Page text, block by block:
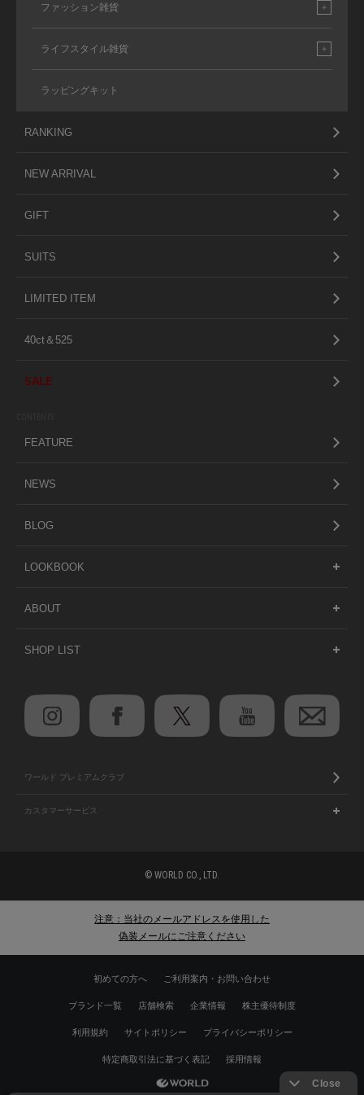
ファッション雑貨
ライフスタイル雑貨
ラッピングキット
RANKING
NEW ARRIVAL
GIFT
SUITS
LIMITED ITEM
40ct＆525
SALE
FEATURE
NEWS
BLOG
LOOKBOOK
ABOUT
SHOP LIST
ワールド プレミアムクラブ
カスタマーサービス
© WORLD CO., LTD.
注意：当社のメールアドレスを使用した
偽装メールにご注意ください
初めての方へ ご利用案内・お問い合わせ
ブランド一覧 店舗検索 企業情報 株主優待制度
利用規約 サイトポリシー プライバシーポリシー
特定商取引法に基づく表記 採用情報